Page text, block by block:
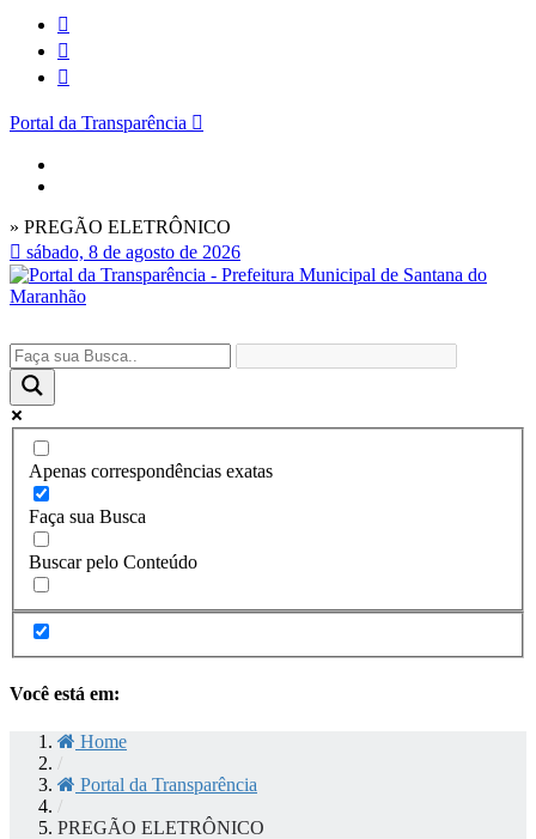
Portal da Transparência
» PREGÃO ELETRÔNICO
sábado, 8 de agosto de 2026
Apenas correspondências exatas
Faça sua Busca
Buscar pelo Conteúdo
Você está em:
Home
/
Portal da Transparência
/
PREGÃO ELETRÔNICO